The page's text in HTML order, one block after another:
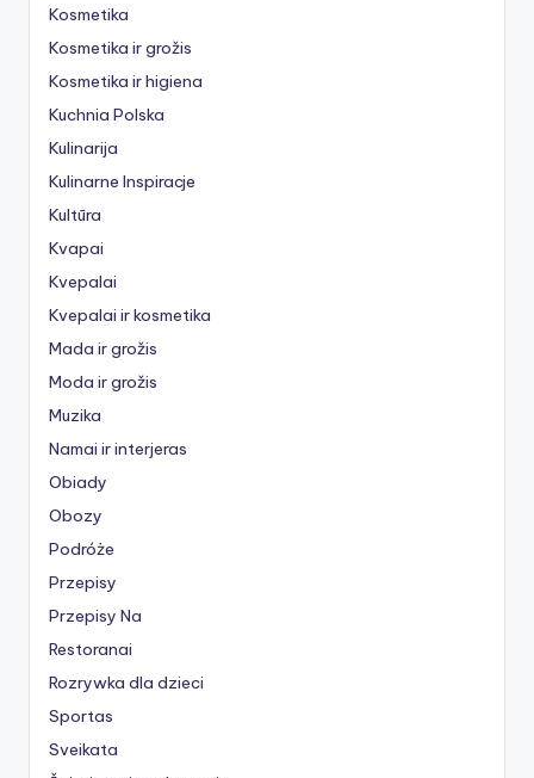
Kosmetika
Kosmetika ir grožis
Kosmetika ir higiena
Kuchnia Polska
Kulinarija
Kulinarne Inspiracje
Kultūra
Kvapai
Kvepalai
Kvepalai ir kosmetika
Mada ir grožis
Moda ir grožis
Muzika
Namai ir interjeras
Obiady
Obozy
Podróże
Przepisy
Przepisy Na
Restoranai
Rozrywka dla dzieci
Sportas
Sveikata